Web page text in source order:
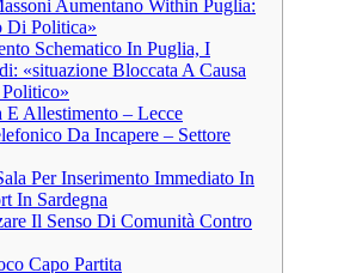
Aumentano Within Puglia:
Di Politica»
Schematico In Puglia, I
«situazione Bloccata A Causa
E Allestimento – Lecce
Da Incapere – Settore
Per Inserimento Immediato In
In Sardegna
Il Senso Di Comunità Contro
Capo Partita